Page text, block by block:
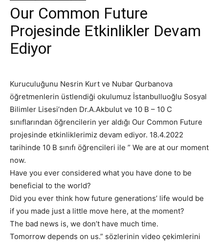
Our Common Future
Projesinde Etkinlikler Devam
Ediyor
Kuruculuğunu Nesrin Kurt ve Nubar Qurbanova
öğretmenlerin üstlendiği okulumuz İstanbulluoğlu Sosyal
Bilimler Lisesi’nden Dr.A.Akbulut ve 10 B – 10 C
sınıflarından öğrencilerin yer aldığı Our Common Future
projesinde etkinliklerimiz devam ediyor. 18.4.2022
tarihinde 10 B sınıfı öğrencileri ile ” We are at our moment
now.
Have you ever considered what you have done to be
beneficial to the world?
Did you ever think how future generations’ life would be
if you made just a little move here, at the moment?
The bad news is, we don’t have much time.
Tomorrow depends on us.” sözlerinin video çekimlerini